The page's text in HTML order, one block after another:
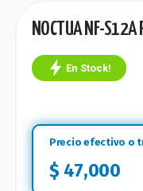
NOCTUA NF-
En Stock!
$ 47,000